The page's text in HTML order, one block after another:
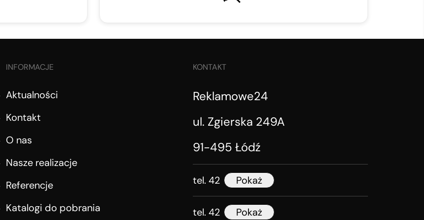
INFORMACJE
Aktualności
Kontakt
O nas
Nasze realizacje
Referencje
Katalogi do pobrania
KONTAKT
Reklamowe24
ul. Zgierska 249A
91-495 Łódź
tel. 42 Pokaż
tel. 42 Pokaż